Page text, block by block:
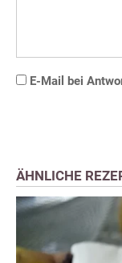
E-Mail bei
ÄHNLICHE